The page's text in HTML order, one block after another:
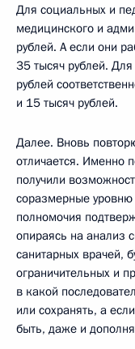
Для социальных и
медицинского и
рублей. А если они
35 тысяч рублей.
рублей
и 15 тысяч рублей.
Далее. Вновь
отличается. Именно
получили
соразмерные
полномочия
опираясь на анализ
санитарных врачей,
ограничительных и
в какой
или сохранять, а
быть, даже и